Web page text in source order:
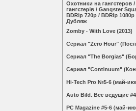
Охотники на гангстеров
гангстерів / Gangster
BDRip 720p / BDRip
Дубляж
Zomby - With Love (2013)
Сериал "Zero Hour"
Сериал "The Borgias"
Сериал "Continuum"
Hi-Tech Pro №5-6 (май-
Auto Bild. Все ведущие
PC Magazine #5-6 (май-